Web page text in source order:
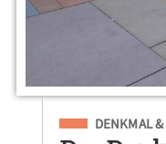
Eingeordnet
DENKMAL